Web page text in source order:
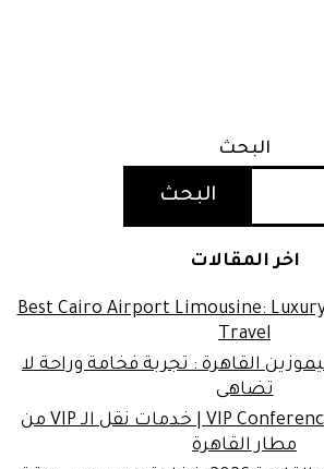
البحث
البحث
اخر المقالات
Best Cairo Airport Limousine:
Travel
القاهرة : تجربة فخامة وراحة لا
تضاهى
VIP Conference Transportation | خدمات نقل الـ VIP من
مطار القاهرة